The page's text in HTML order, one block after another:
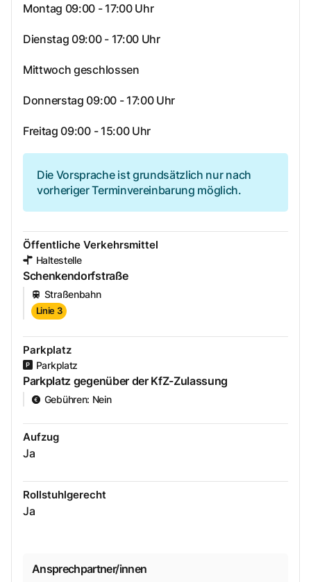
Montag 09:00 - 17:00 Uhr
Dienstag 09:00 - 17:00 Uhr
Mittwoch geschlossen
Donnerstag 09:00 - 17:00 Uhr
Freitag 09:00 - 15:00 Uhr
Die Vorsprache ist grundsätzlich nur nach
vorheriger Terminvereinbarung möglich.
Öffentliche Verkehrsmittel
Haltestelle
Schenkendorfstraße
Straßenbahn
Linie 3
Parkplatz
Parkplatz
Parkplatz gegenüber der KfZ-Zulassung
Gebühren: Nein
Aufzug
Ja
Rollstuhlgerecht
Ja
Ansprechpartner/innen